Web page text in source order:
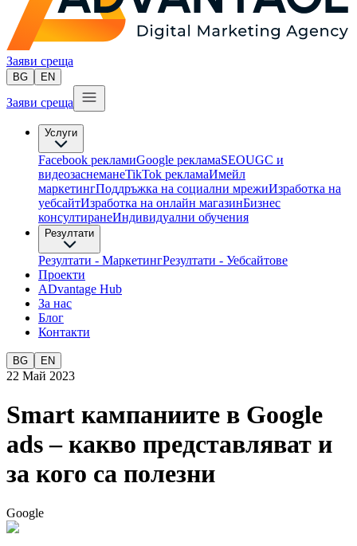
Заяви среща
BG EN
Заяви среща
Услуги
Facebook рекламиGoogle рекламаSEOUGC и
видеозаснеманеTikTok рекламaИмейл
маркетингПоддръжка на социални мрежиИзработка на
уебсайтИзработка на онлайн магазинБизнес
консултиране​Индивидуални обучения
Резултати
Резултати - МаркетингРезултати - Уебсайтове
Проекти
ADvantage Hub
За нас
Блог
Контакти
BG EN
22 Май 2023
Smart кампаниите в Google
ads – какво представляват и
за кого са полезни
Google